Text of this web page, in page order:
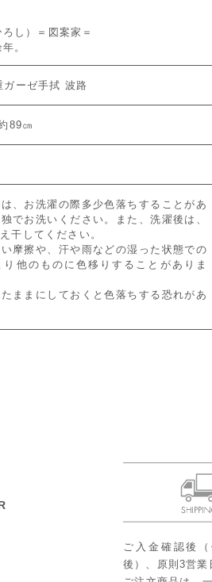
し）＝図案家＝
。
ガーゼ手拭 波路
89㎝
は、お洗濯の際多少色落ちすることがあ
でお洗いください。また、洗濯後は、
干してください。
い摩擦や、汗や雨などの湿った状態での
他のものに色移りすることがありま
たままにしておくと色落ちする恐れがあ
ご入金確認後
後）、原則3営業